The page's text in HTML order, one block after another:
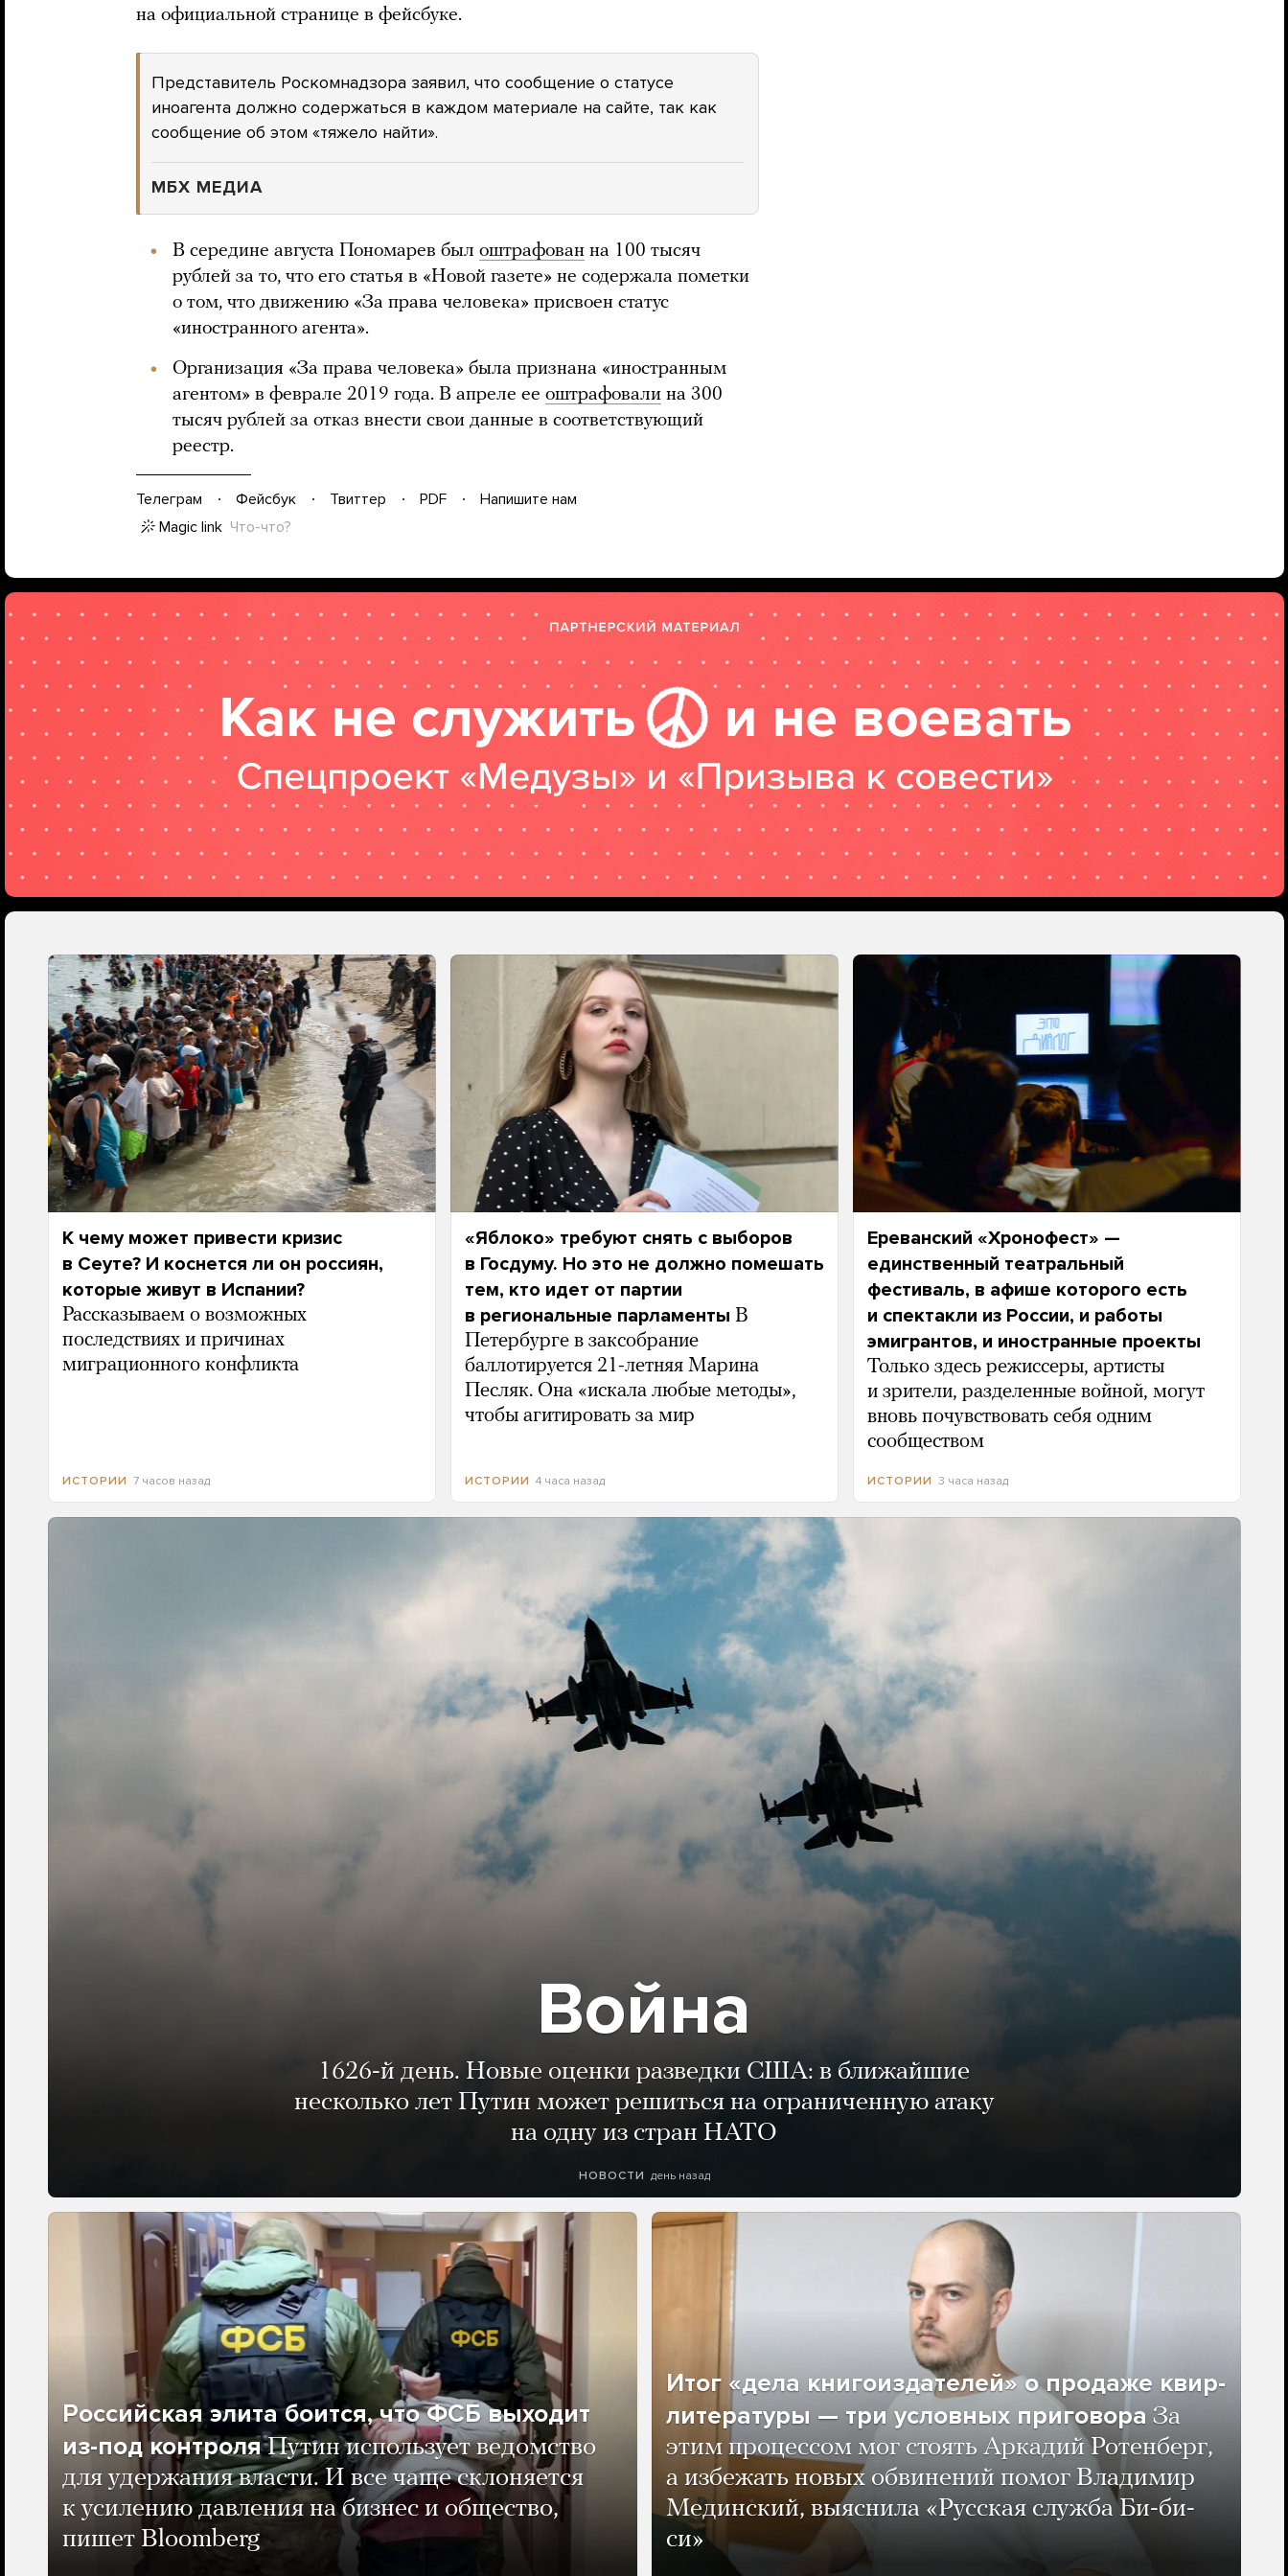
на официальной странице в фейсбуке.
Представитель Роскомнадзора заявил, что сообщение о статусе
иноагента должно содержаться в каждом материале на сайте, так как
сообщение об этом «тяжело найти».
МБХ МЕДИА
В середине августа Пономарев был оштрафован на 100 тысяч
рублей за то, что его статья в «Новой газете» не содержала пометки
о том, что движению «За права человека» присвоен статус
«иностранного агента».
Организация «За права человека» была признана «иностранным
агентом» в феврале 2019 года. В апреле ее оштрафовали на 300
тысяч рублей за отказ внести свои данные в соответствующий
реестр.
Телеграм Фейсбук Твиттер PDF
Напишите нам
Magic link Что-что?
К чему может привести кризис
в Сеуте? И коснется ли он россиян,
которые живут в Испании?
Рассказываем о возможных
последствиях и причинах
миграционного конфликта
ИСТОРИИ 7 часов назад
«Яблоко» требуют снять с выборов
в Госдуму. Но это не должно помешать
тем, кто идет от партии
в региональные парламенты В
Петербурге в заксобрание
баллотируется 21-летняя Марина
Песляк. Она «искала любые методы»,
чтобы агитировать за мир
ИСТОРИИ 4 часа назад
Ереванский «Хронофест» —
единственный театральный
фестиваль, в афише которого есть
и спектакли из России, и работы
эмигрантов, и иностранные проекты
Только здесь режиссеры, артисты
и зрители, разделенные войной, могут
вновь почувствовать себя одним
сообществом
ИСТОРИИ 3 часа назад
Война
1626-й день. Новые оценки разведки США: в ближайшие
несколько лет Путин может решиться на ограниченную атаку
на одну из стран НАТО
НОВОСТИ день назад
Российская элита боится, что ФСБ выходит
из-под контроля Путин использует ведомство
для удержания власти. И все чаще склоняется
к усилению давления на бизнес и общество,
пишет Bloomberg
Итог «дела книгоиздателей» о продаже квир-
литературы — три условных приговора За
этим процессом мог стоять Аркадий Ротенберг,
а избежать новых обвинений помог Владимир
Мединский, выяснила «Русская служба Би-би-
си»